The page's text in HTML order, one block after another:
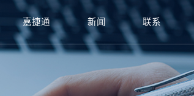
嘉捷通 新闻 联系